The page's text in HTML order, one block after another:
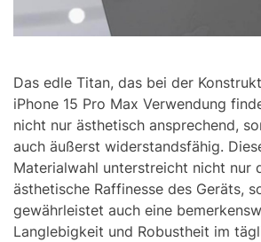
Das edle Titan, das bei der
iPhone 15 Pro Max Verwendung
nicht nur ästhetisch ansprechend,
auch äußerst widerstandsfähig.
Materialwahl unterstreicht nicht nur
ästhetische Raffinesse des Geräts,
gewährleistet auch eine
Langlebigkeit und Robustheit im